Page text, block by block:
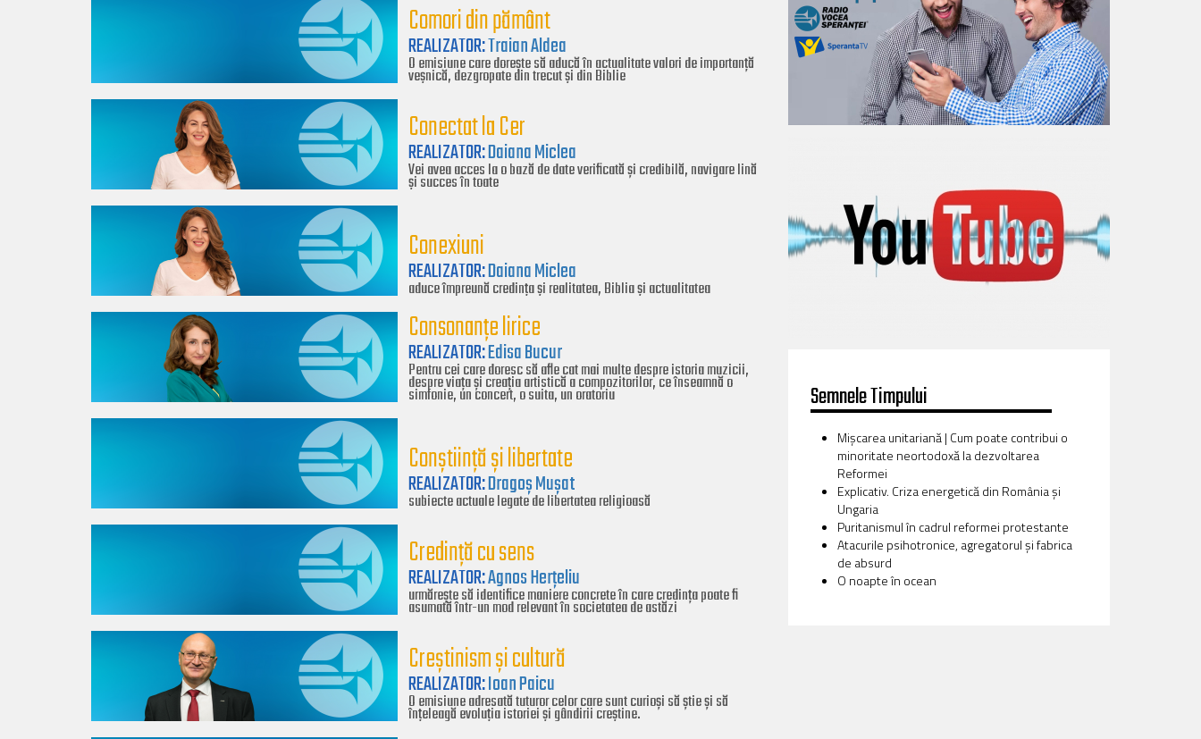
Comori din pământ
REALIZATOR:Traian Aldea
O emisiune care dorește să aducă în actualitate valori de importanță
veșnică, dezgropate din trecut și din Biblie
Conectat la Cer
REALIZATOR:Daiana Miclea
Vei avea acces la o bază de date verificată și credibilă, navigare lină
și succes în toate
Conexiuni
REALIZATOR:Daiana Miclea
aduce împreună credința și realitatea, Biblia și actualitatea
Consonanțe lirice
REALIZATOR:Edisa Bucur
Pentru cei care doresc să afle cat mai multe despre istoria muzicii,
despre viața și creația artistică a compozitorilor, ce înseamnă o
simfonie, un concert, o suita, un oratoriu
Conștiință și libertate
REALIZATOR:Dragoș Mușat
subiecte actuale legate de libertatea religioasă
Credință cu sens
REALIZATOR:Agnos Herțeliu
urmărește să identifice maniere concrete în care credința poate fi
asumată într-un mod relevant în societatea de astăzi
Creștinism și cultură
REALIZATOR:Ioan Paicu
O emisiune adresată tuturor celor care sunt curioși să știe și să
înțeleagă evoluția istoriei și gândirii creștine.
Semnele Timpului
Mișcarea unitariană | Cum poate contribui o
minoritate neortodoxă la dezvoltarea
Reformei
Explicativ. Criza energetică din România și
Ungaria
Puritanismul în cadrul reformei protestante
Atacurile psihotronice, agregatorul și fabrica
de absurd
O noapte în ocean